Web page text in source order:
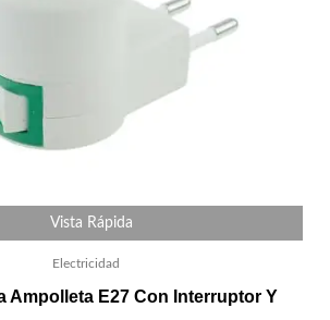
Vista Rápida
Electricidad
Ampolleta E27 Con Interruptor Y